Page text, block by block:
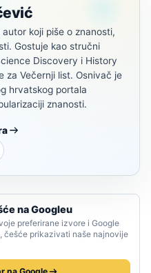
koji piše o znanosti,
Gostuje kao stručni
Discovery i History
za Večernji list. Osnivač je
hrvatskog portala
znanosti.
na Googleu
preferirane izvore i Google
češće prikazivati naše najnovije